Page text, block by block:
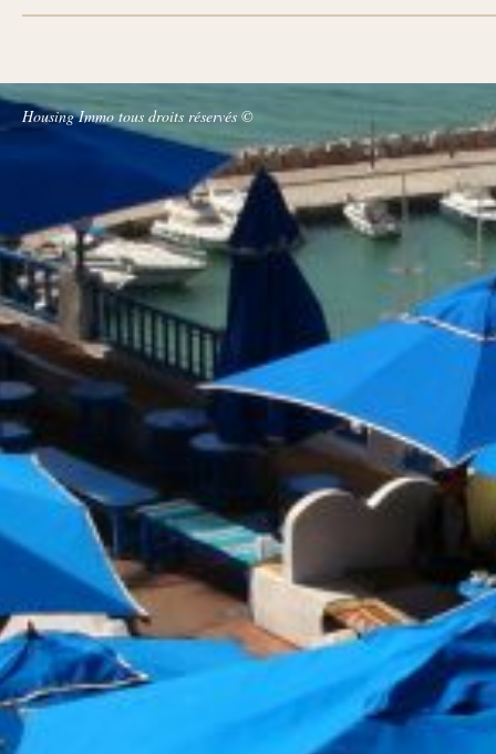
Housing Immo tous droits réservés ©